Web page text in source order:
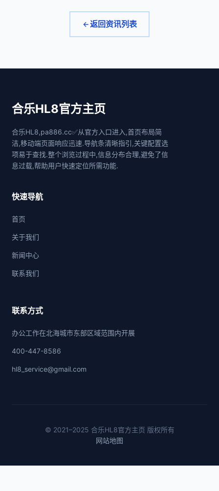
返回资讯列表
合乐HL8官方主页
合乐HL8,pa886.cc✅从官方入口进入,首页布局简
洁,移动端页面响应迅速.导航条清晰指引,关键配置选
项易于查找.整个浏览过程中,信息分布合理,避免了信
息过载,帮助用户快速定位所需功能.
快速导航
首页
关于我们
新闻中心
联系我们
联系方式
办公工作在北海城市东部区域范围内开展
400-447-8586
hl8_service@gmail.com
© 2021–2025 合乐HL8官方主页 版权所有
网站地图